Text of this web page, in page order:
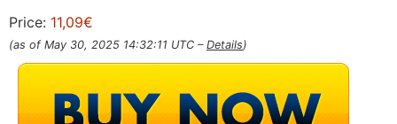
Price: 11,09€
(as of May 30, 2025 14:32:11 UTC – Details)